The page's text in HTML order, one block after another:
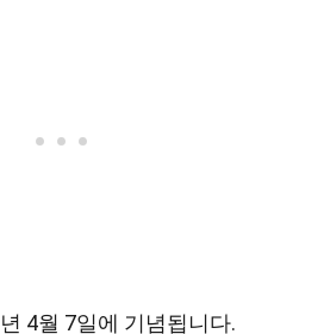
4월 7일에 기념됩니다.